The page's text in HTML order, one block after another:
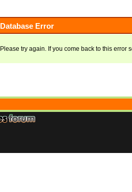
Database Error
Please try again. If you come back to this error